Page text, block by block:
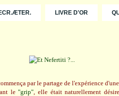
LIVRE D'OR
par le partage de l'expérience
le"grip", elle était naturellement